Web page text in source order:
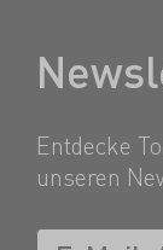
Entdecke
unseren